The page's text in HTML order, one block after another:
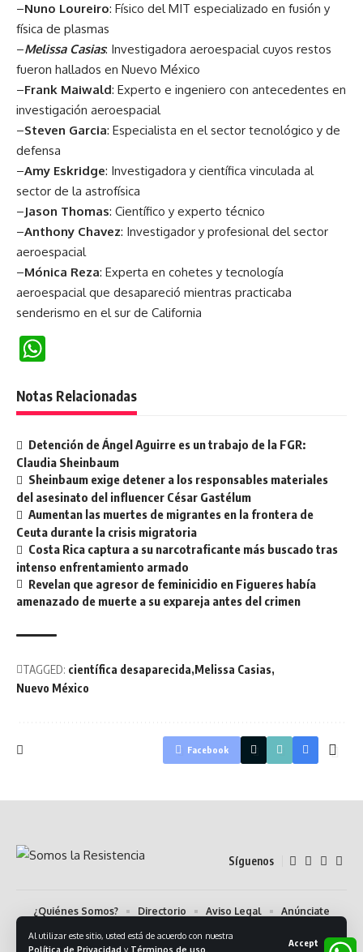
Al utilizar este sitio, usted está de acuerdo con nuestra
Política de Privacidad y Términos de uso
Accept
–Nuno Loureiro: Físico del MIT especializado en fusión y
física de plasmas
–Melissa Casias: Investigadora aeroespacial cuyos restos
fueron hallados en Nuevo México
–Frank Maiwald: Experto e ingeniero con antecedentes en
investigación aeroespacial
–Steven Garcia: Especialista en el sector tecnológico y de
defensa
–Amy Eskridge: Investigadora y científica vinculada al
sector de la astrofísica
–Jason Thomas: Científico y experto técnico
–Anthony Chavez: Investigador y profesional del sector
aeroespacial
–Mónica Reza: Experta en cohetes y tecnología
aeroespacial que desapareció mientras practicaba
senderismo en el sur de California
Notas Relacionadas
Detención de Ángel Aguirre es un trabajo de la FGR:
Claudia Sheinbaum
Sheinbaum exige detener a los responsables materiales
del asesinato del influencer César Gastélum
Aumentan las muertes de migrantes en la frontera de
Ceuta durante la crisis migratoria
Costa Rica captura a su narcotraficante más buscado tras
intenso enfrentamiento armado
Revelan que agresor de feminicidio en Figueres había
amenazado de muerte a su expareja antes del crimen
TAGGED: científica desaparecida Melissa Casias
Nuevo México
Facebook
Síguenos
¿Quiénes Somos? Directorio Aviso Legal
Anúnciate